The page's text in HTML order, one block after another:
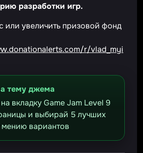
разработки игр.
или увеличить призовой фонд
r/vlad_myi
тему джема
вкладку Game Jam Level 9
и выбирай 5 лучших
мению вариантов